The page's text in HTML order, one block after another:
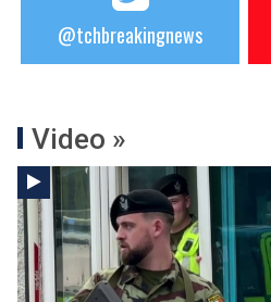
@tchbreakingnews
Video »